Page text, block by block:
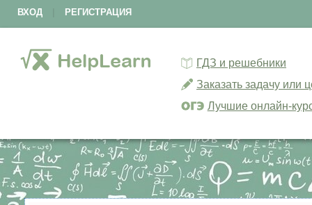
ВХОД РЕГИСТРАЦИЯ
ГДЗ и решебники
Заказать задачу или
Лучшие онлайн-